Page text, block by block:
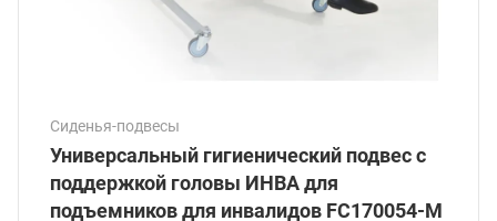
Сиденья-подвесы
Универсальный гигиенический подвес с
поддержкой головы ИНВА для
подъемников для инвалидов FC170054-М